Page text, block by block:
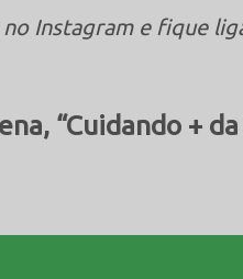
Instagram e fique
“Cuidando + da